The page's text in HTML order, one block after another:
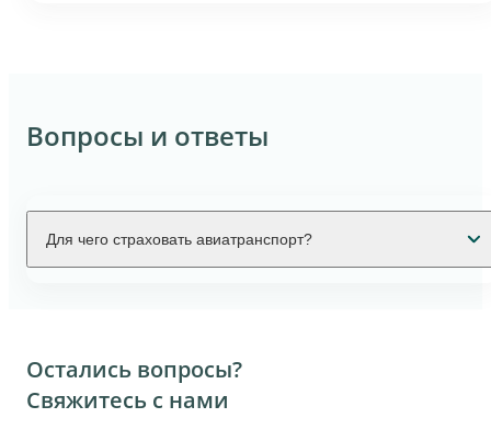
Вопросы и ответы
Для чего страховать авиатранспорт?
Остались вопросы?
Свяжитесь с нами